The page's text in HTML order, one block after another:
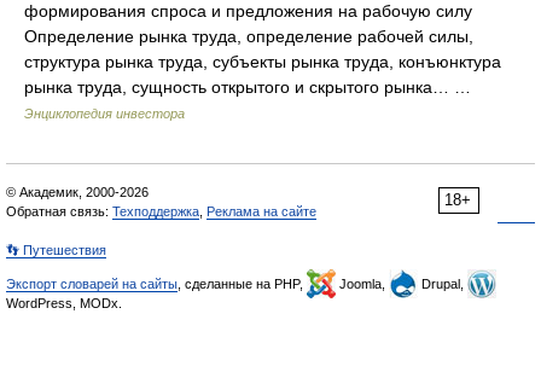
формирования спроса и предложения на рабочую силу
Определение рынка труда, определение рабочей силы,
структура рынка труда, субъекты рынка труда, конъюнктура
рынка труда, сущность открытого и скрытого рынка… …
Энциклопедия инвестора
18+
© Академик, 2000-2026
Обратная связь: Техподдержка Реклама на сайте
👣 Путешествия
Экспорт словарей на сайты , сделанные на PHP, Joomla,
Drupal,
WordPress, MODx.